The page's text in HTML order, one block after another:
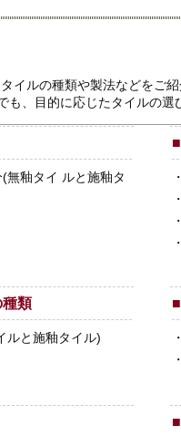
イルの種類や製法などをご紹
も、目的に応じたタイルの選
無釉タイ ルと施釉タ
■
・
・
・
・
類
ルと施釉タイル)
■
・
・
■